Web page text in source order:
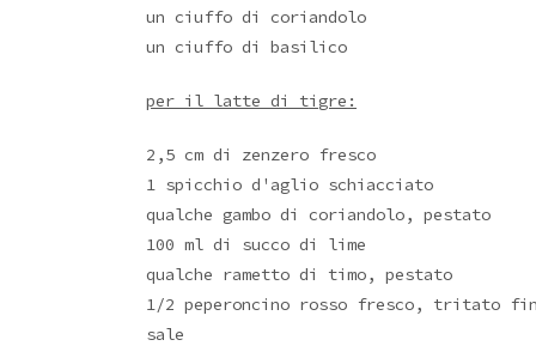
un ciuffo di coriandolo
un ciuffo di basilico
per il latte di tigre:
2,5 cm di zenzero fresco
1 spicchio d'aglio schiacciato
qualche gambo di coriandolo, pestato
100 ml di succo di lime
qualche rametto di timo, pestato
1/2 peperoncino rosso fresco, tritato
sale